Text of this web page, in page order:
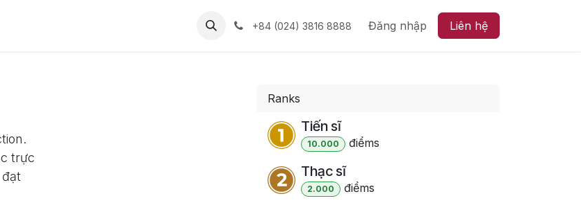
+84 (024) 3816 8888 Đăng nhập Liên hệ
trực
Ranks
Tiến sĩ
10.000 điểms
Thạc sĩ
2.000 điểms